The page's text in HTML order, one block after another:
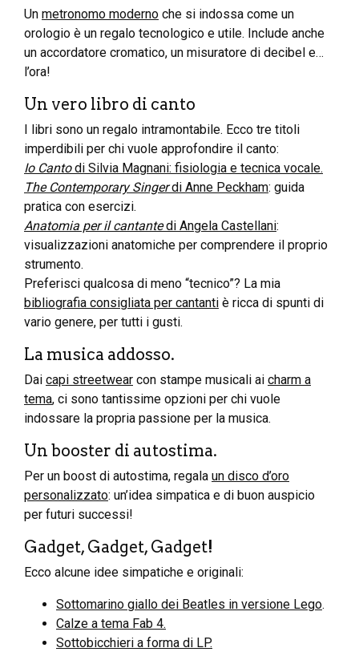
Un metronomo moderno che si indossa come un
orologio è un regalo tecnologico e utile. Include anche
un accordatore cromatico, un misuratore di decibel e…
l’ora!
Un vero libro di canto
I libri sono un regalo intramontabile. Ecco tre titoli
imperdibili per chi vuole approfondire il canto:
Io Cantodi Silvia Magnani: fisiologia e tecnica vocale.
The Contemporary Singerdi Anne Peckham: guida
pratica con esercizi.
Anatomia per il cantantedi Angela Castellani:
visualizzazioni anatomiche per comprendere il proprio
strumento.
Preferisci qualcosa di meno “tecnico”? La mia
bibliografia consigliata per cantanti è ricca di spunti di
vario genere, per tutti i gusti.
La musica addosso.
Dai capi streetwear con stampe musicali ai charm a
tema, ci sono tantissime opzioni per chi vuole
indossare la propria passione per la musica.
Un booster di autostima.
Per un boost di autostima, regala un disco d’oro
personalizzato: un’idea simpatica e di buon auspicio
per futuri successi!
Gadget, Gadget, Gadget!
Ecco alcune idee simpatiche e originali:
Sottomarino giallo dei Beatles in versione Lego.
Calze a tema Fab 4.
Sottobicchieri a forma di LP.